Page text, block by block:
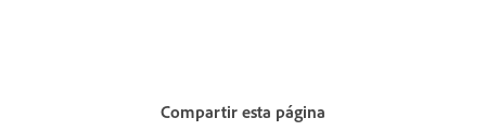
Compartir esta página